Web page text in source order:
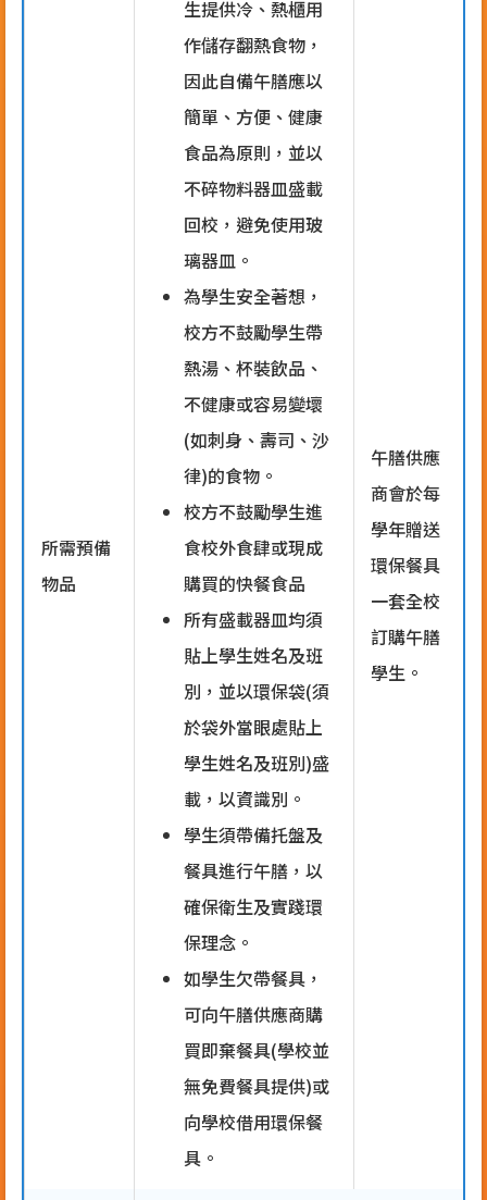
所需預備
物品
生提供冷、熱櫃用
作儲存翻熱食物，
因此自備午膳應以
簡單、方便、健康
食品為原則，並以
不碎物料器皿盛載
回校，避免使用玻
璃器皿。
為學生安全著想，
校方不鼓勵學生帶
熱湯、杯裝飲品、
不健康或容易變壞
(如刺身、壽司、沙
律)的食物。
校方不鼓勵學生進
食校外食肆或現成
購買的快餐食品
所有盛載器皿均須
貼上學生姓名及班
別，並以環保袋(須
於袋外當眼處貼上
學生姓名及班別)盛
載，以資識別。
學生須帶備托盤及
餐具進行午膳，以
確保衛生及實踐環
保理念。
如學生欠帶餐具，
可向午膳供應商購
買即棄餐具(學校並
無免費餐具提供)或
向學校借用環保餐
具。
午膳供應
商會於每
學年贈送
環保餐具
一套全校
訂購午膳
學生。